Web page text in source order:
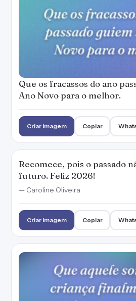
Que os fracassos do ano
Ano Novo para o melhor.
Criar imagem Copiar
Recomece, pois o passado
futuro. Feliz 2026!
— Caroline Oliveira
Criar imagem Copiar